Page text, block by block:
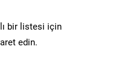
bir listesi için
edin.